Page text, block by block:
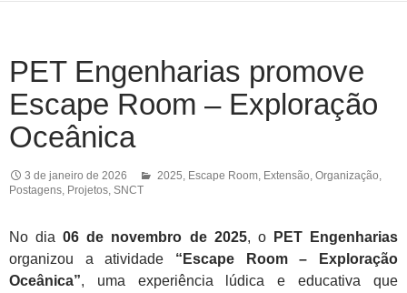
PET Engenharias promove
Escape Room – Exploração
Oceânica
3 de janeiro de 2026 2025 Escape Room Extensão Organização
Postagens Projetos SNCT
No dia06 de novembro de 2025, o
PET Engenharias
organizou a atividade “Escape Room – Exploração
Oceânica”, uma experiência lúdica e educativa que